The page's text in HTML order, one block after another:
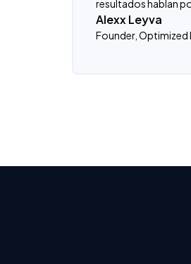
resultados hablan
Alexx Leyva
Founder, Optimized